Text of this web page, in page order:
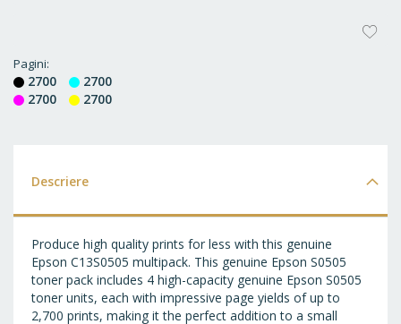
Pagini
2700
2700
2700
2700
Descriere
Produce high quality prints for less with this genuine
Epson C13S0505 multipack. This genuine Epson S0505
toner pack includes 4 high-capacity genuine Epson S0505
toner units, each with impressive page yields of up to
2,700 prints, making it the perfect addition to a small